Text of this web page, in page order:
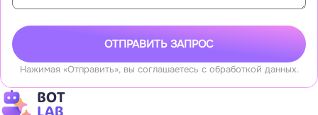
Нажимая «Отправить», вы соглашаетесь с обработкой данных.
ОТПРАВИТЬ ЗАПРОС